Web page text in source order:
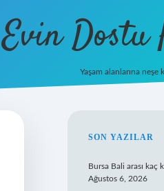
Evin Dostu
Yaşam alanlarına neşe
SON YAZILAR
Bursa Bali arası kaç
Ağustos 6, 2026